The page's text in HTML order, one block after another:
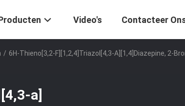
Video's Contacteer
/ 6H-Thieno[3,2-F][1,2,4]triazol[4,3-A][1,4]diazepine, 2-
a]